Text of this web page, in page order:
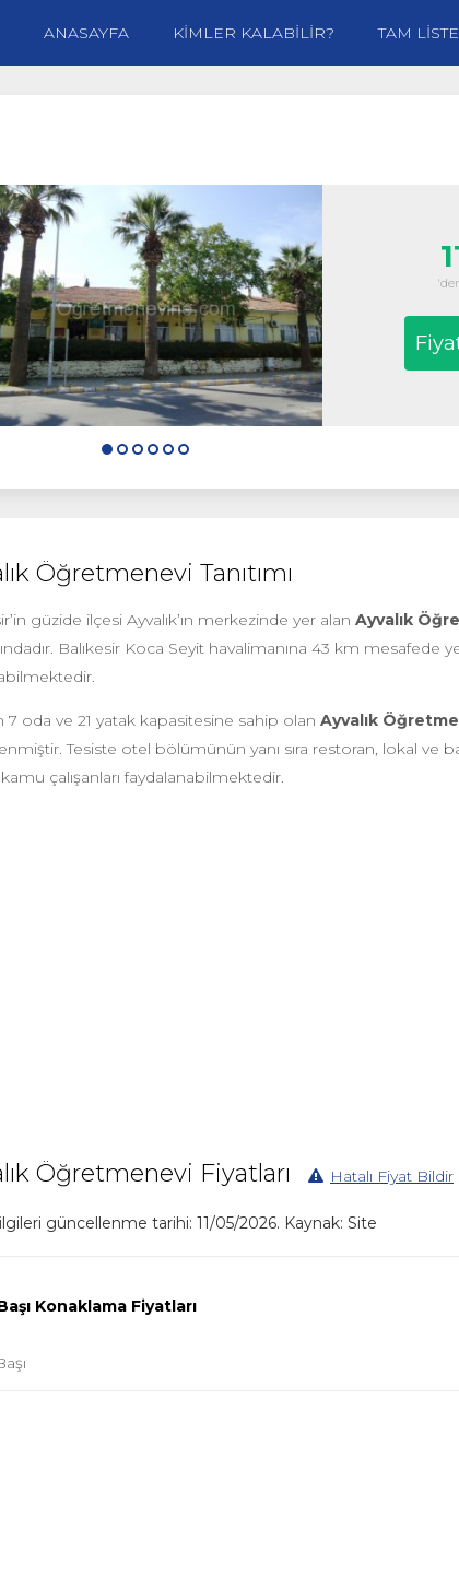
ANASAYFA KİMLER KALABİLİR? TAM LİSTE
Öğretmenevi Tanıtımı
güzide ilçesi Ayvalık’ın merkezinde yer alan Ayvalık
Balıkesir Koca Seyit havalimanına 43 km
7 oda ve 21 yatak kapasitesine sahip olan Ayvalık
Tesiste otel bölümünün yanı sıra restoran, lokal ve
çalışanları faydalanabilmektedir.
Öğretmenevi Fiyatları Hatalı Fiyat Bildir
güncellenme tarihi: 11/05/2026. Kaynak: Site
Konaklama Fiyatları